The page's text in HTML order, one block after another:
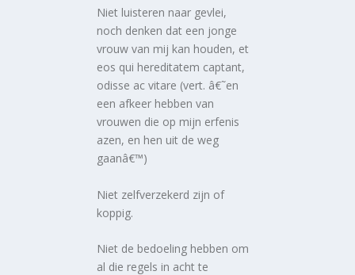
Niet luisteren naar gevlei,
noch denken dat een jonge
vrouw van mij kan houden, et
eos qui hereditatem captant,
odisse ac vitare (vert. â€˜en
een afkeer hebben van
vrouwen die op mijn erfenis
azen, en hen uit de weg
gaanâ€™)
Niet zelfverzekerd zijn of
koppig.
Niet de bedoeling hebben om
al die regels in acht te